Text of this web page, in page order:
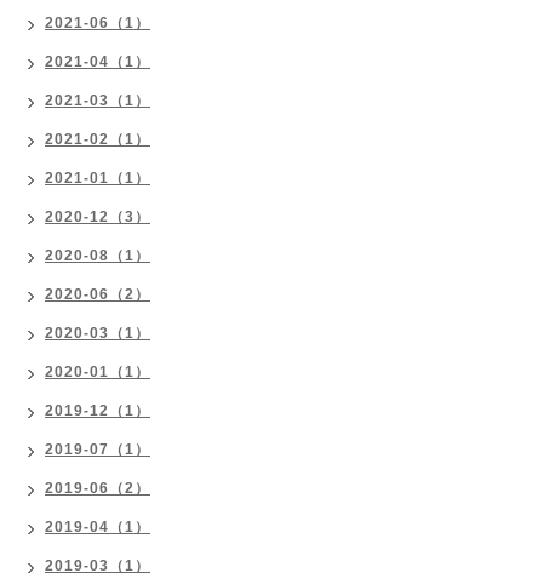
2021-06（1）
2021-04（1）
2021-03（1）
2021-02（1）
2021-01（1）
2020-12（3）
2020-08（1）
2020-06（2）
2020-03（1）
2020-01（1）
2019-12（1）
2019-07（1）
2019-06（2）
2019-04（1）
2019-03（1）